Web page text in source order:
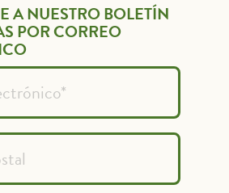
A NUESTRO BOLETÍN
POR CORREO